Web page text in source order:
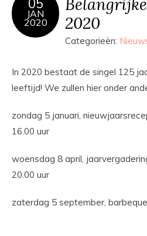
JAN
2020
2020
Categorieën:
In 2020 bestaat de singel 125
leeftijd! We zullen hier onder
zondag 5 januari,
16.00 uur
woensdag 8 april,
20.00 uur
zaterdag 5 september, barbeque